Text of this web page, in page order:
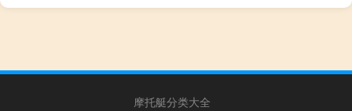
摩托艇分类大全